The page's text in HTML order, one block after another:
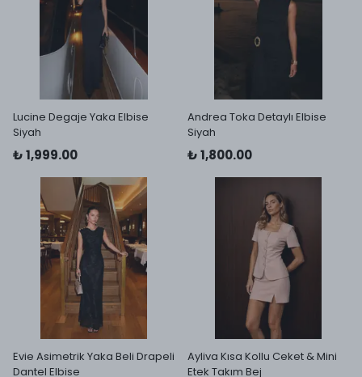
Lucine Degaje Yaka Elbise
Siyah
₺ 1,999.00
Andrea Toka Detaylı Elbise
Siyah
₺ 1,800.00
Evie Asimetrik Yaka Beli Drapeli
Dantel Elbise
Ayliva Kısa Kollu Ceket & Mini
Etek Takım Bej